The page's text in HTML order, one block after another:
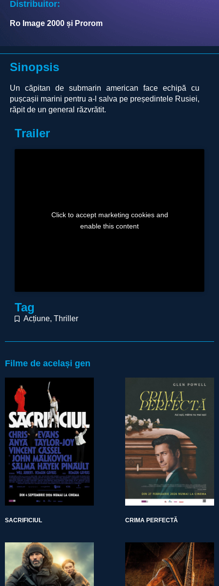
Distribuitor:
Ro Image 2000 și Prorom
Sinopsis
Un căpitan de submarin american face echipă cu
pușcașii marini pentru a-l salva pe președintele Rusiei,
răpit de un general răzvrătit.
Trailer
Click to accept marketing cookies and
enable this content
Tag
Acțiune, Thriller
Filme de același gen
SACRIFICIUL CRIMA PERFECTĂ